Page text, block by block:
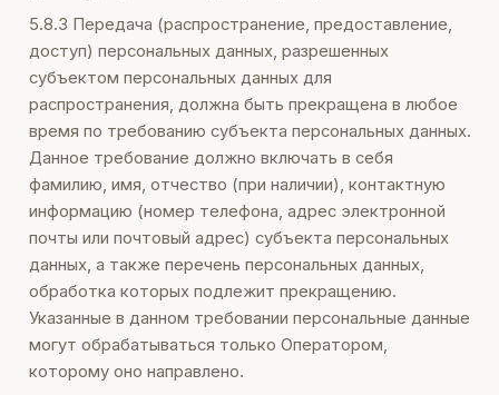
5.8.3 Передача (распространение, предоставление,
доступ) персональных данных, разрешенных
субъектом персональных данных для
распространения, должна быть прекращена в любое
время по требованию субъекта персональных данных.
Данное требование должно включать в себя
фамилию, имя, отчество (при наличии), контактную
информацию (номер телефона, адрес электронной
почты или почтовый адрес) субъекта персональных
данных, а также перечень персональных данных,
обработка которых подлежит прекращению.
Указанные в данном требовании персональные данные
могут обрабатываться только Оператором,
которому оно направлено.